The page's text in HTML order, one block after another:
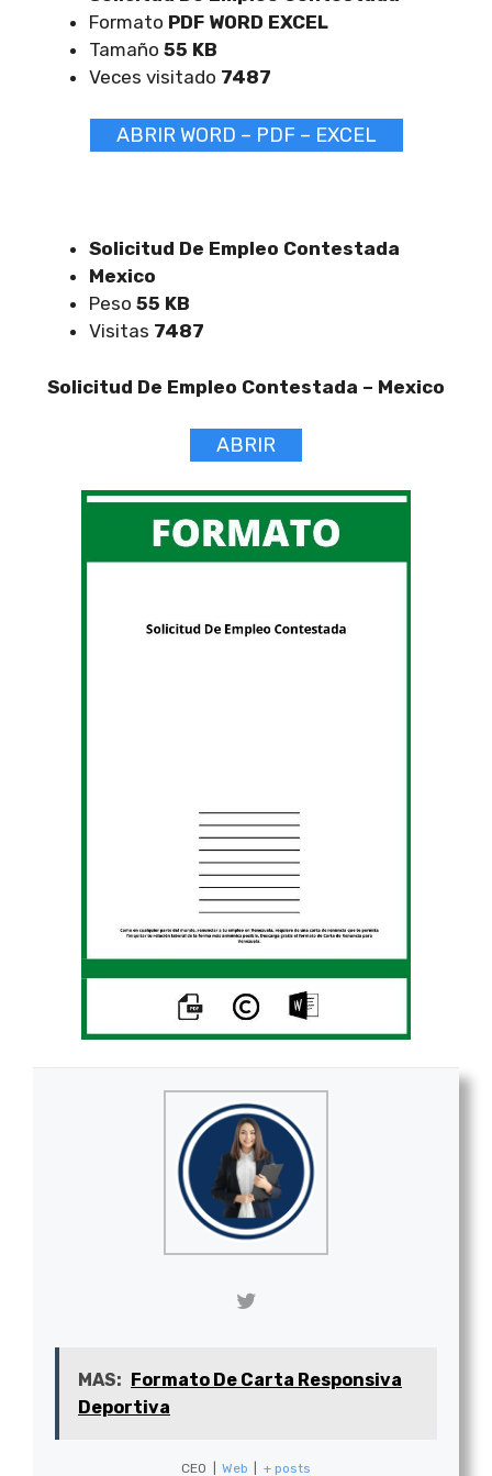
Formato PDF WORD EXCEL
Tamaño 55 KB
Veces visitado 7487
ABRIR WORD – PDF – EXCEL
Solicitud De Empleo Contestada
Mexico
Peso 55 KB
Visitas 7487
Solicitud De Empleo Contestada – Mexico
ABRIR
MAS: Formato De Carta Responsiva
Deportiva
CEO Web + posts